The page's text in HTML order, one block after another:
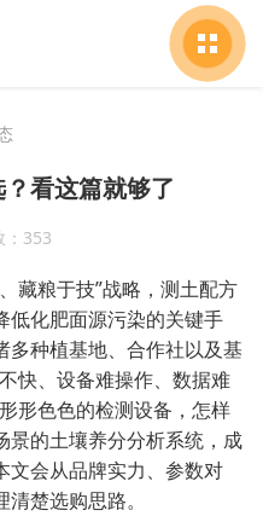
看这篇就够了
：353
藏粮于技”战略，测土配方
低化肥面源污染的关键手
多种植基地、合作社以及基
快、设备难操作、数据难
形色色的检测设备，怎样
景的土壤养分分析系统，成
文会从品牌实力、参数对
楚选购思路。